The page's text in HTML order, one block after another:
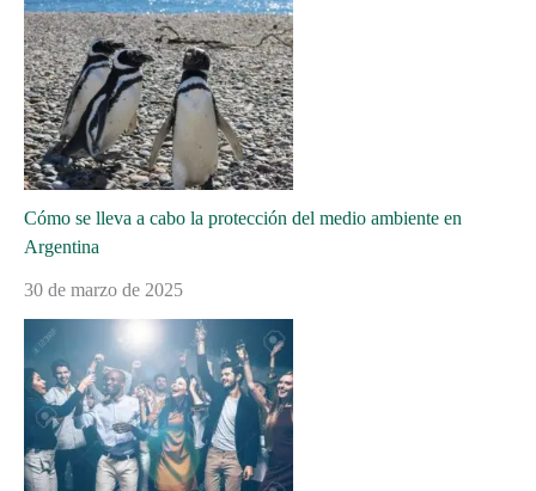
Cómo se lleva a cabo la protección del medio ambiente en
Argentina
30 de marzo de 2025